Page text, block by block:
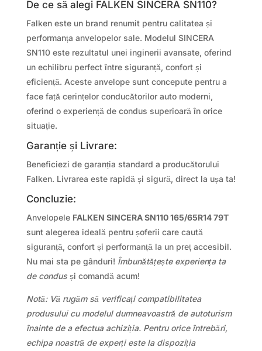
De ce să alegi FALKEN SINCERA SN110?
Falken este un brand renumit pentru calitatea și
performanța anvelopelor sale. Modelul SINCERA
SN110 este rezultatul unei inginerii avansate, oferind
un echilibru perfect între siguranță, confort și
eficiență. Aceste anvelope sunt concepute pentru a
face față cerințelor conducătorilor auto moderni,
oferind o experiență de condus superioară în orice
situație.
Garanție și Livrare:
Beneficiezi de garanția standard a producătorului
Falken. Livrarea este rapidă și sigură, direct la ușa ta!
Concluzie:
Anvelopele FALKEN SINCERA SN110 165/65R14 79T
sunt alegerea ideală pentru șoferii care caută
siguranță, confort și performanță la un preț accesibil.
Nu mai sta pe gânduri! Îmbunătățește experiența ta
de condusși comandă acum!
Notă: Vă rugăm să verificați compatibilitatea
produsului cu modelul dumneavoastră de autoturism
înainte de a efectua achiziția. Pentru orice întrebări,
echipa noastră de experți este la dispoziția